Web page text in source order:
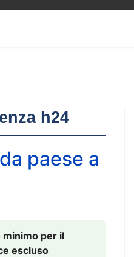
h24
paese a
minimo per il
escluso